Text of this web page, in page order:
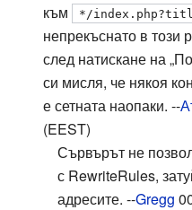
към
*/
непрекъснато в този
след натискане на
си мисля, че някоя
е сетната наопаки. --
(EEST)
Сървърът не
с RewriteRules,
адресите. --Gregg